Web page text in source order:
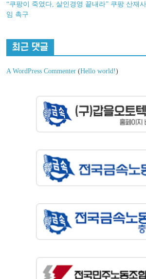
“쿠팡이 죽였다, 살인경영 끝내라” 쿠팡 산재
임 촉구
최근 댓글
A WordPress Commenter (Hello world!)